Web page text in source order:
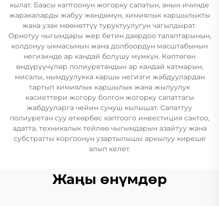
кылат. Баасы каптоонун жогорку сапатын, анын ичинде
жаракаларды жабуу жөндөмүн, химиялык каршылыкты
жана узак мөөнөттүү туруктуулугун чагылдырат.
Орнотуу чыгымдары жер бетин даярдоо талаптарынын,
колдонуу ыкмасынын жана долбоордун масштабынын
негизинде ар кандай болушу мүмкүн. Көптөгөн
өндүрүүчүлөр полиуретандын ар кандай катмарын,
мисалы, нымдуулукка каршы негизги жабдуулардан
тартып химиялык каршылык жана жылуулук
касиеттери жогору болгон жогорку сапаттагы
жабдууларга чейин сунуш кылышат. Сапаттуу
полиуретан суу өткөрбөс каптоого инвестиция сактоо,
адатта, техникалык тейлөө чыгымдарын азайтуу жана
субстратты коргоонун узартылышы аркылуу киреше
алып келет.
Жаңы өнүмдөр